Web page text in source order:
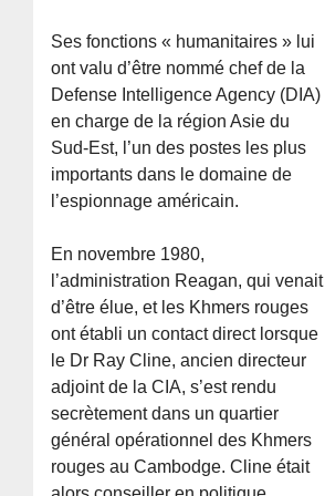
Ses fonctions « humanitaires » lui
ont valu d’être nommé chef de la
Defense Intelligence Agency (DIA)
en charge de la région Asie du
Sud-Est, l’un des postes les plus
importants dans le domaine de
l’espionnage américain.
En novembre 1980,
l’administration Reagan, qui venait
d’être élue, et les Khmers rouges
ont établi un contact direct lorsque
le Dr Ray Cline, ancien directeur
adjoint de la CIA, s’est rendu
secrètement dans un quartier
général opérationnel des Khmers
rouges au Cambodge. Cline était